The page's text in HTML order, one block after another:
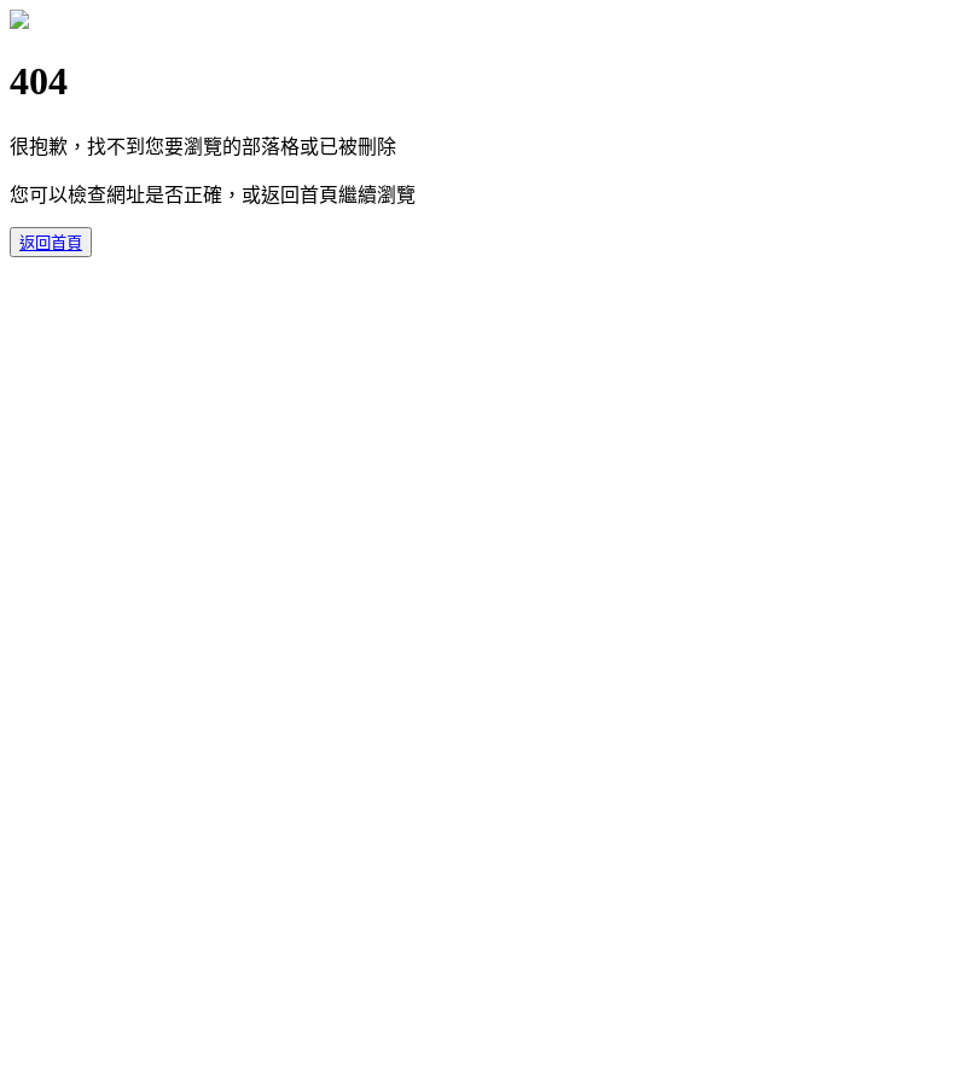
404
很抱歉，找不到您要瀏覽的部落格或已被刪除
您可以檢查網址是否正確，或返回首頁繼續瀏覽
返回首頁